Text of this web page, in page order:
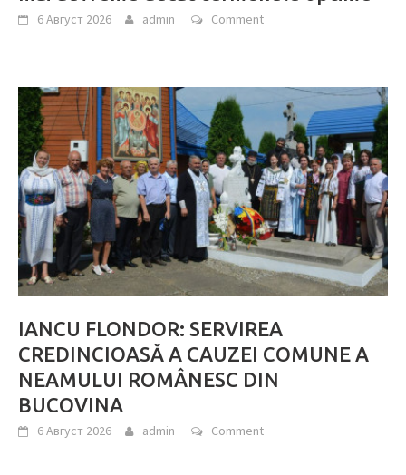
6 Август 2026 admin Comment
IANCU FLONDOR: SERVIREA
CREDINCIOASĂ A CAUZEI COMUNE A
NEAMULUI ROMÂNESC DIN
BUCOVINA
6 Август 2026 admin Comment